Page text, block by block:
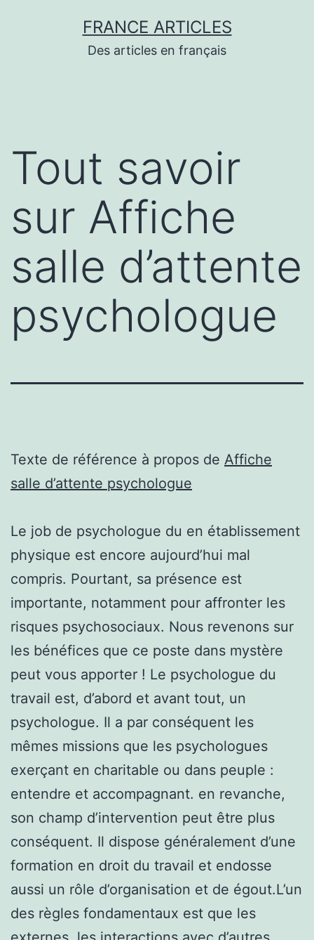
FRANCE ARTICLES
Des articles en français
Tout savoir
sur Affiche
salle d’attente
psychologue
Texte de référence à propos de Affiche
salle d’attente psychologue
Le job de psychologue du en établissement
physique est encore aujourd’hui mal
compris. Pourtant, sa présence est
importante, notamment pour affronter les
risques psychosociaux. Nous revenons sur
les bénéfices que ce poste dans mystère
peut vous apporter ! Le psychologue du
travail est, d’abord et avant tout, un
psychologue. Il a par conséquent les
mêmes missions que les psychologues
exerçant en charitable ou dans peuple :
entendre et accompagnant. en revanche,
son champ d’intervention peut être plus
conséquent. Il dispose généralement d’une
formation en droit du travail et endosse
aussi un rôle d’organisation et de égout.L’un
des règles fondamentaux est que les